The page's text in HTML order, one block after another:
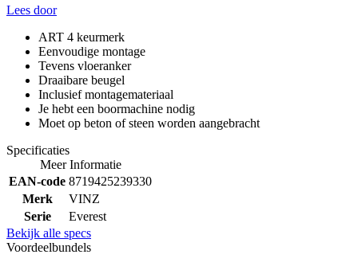
Lees door
ART 4 keurmerk
Eenvoudige montage
Tevens vloeranker
Draaibare beugel
Inclusief montagemateriaal
Je hebt een boormachine nodig
Moet op beton of steen worden aangebracht
Specificaties
Meer Informatie
EAN-code 8719425239330
Merk
VINZ
Serie
Everest
Bekijk alle specs
Voordeelbundels